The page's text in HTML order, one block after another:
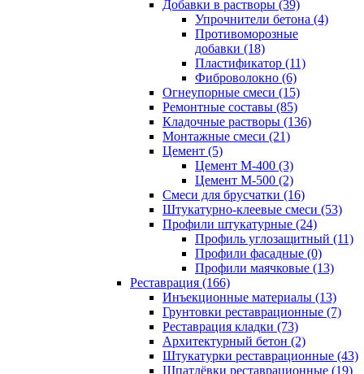
Добавки в растворы (39)
Упрочнители бетона (4)
Противоморозные
добавки (18)
Пластификатор (11)
Фиброволокно (6)
Огнеупорные смеси (15)
Ремонтные составы (85)
Кладочные растворы (136)
Монтажные смеси (21)
Цемент (5)
Цемент М-400 (3)
Цемент М-500 (2)
Смеси для брусчатки (16)
Штукатурно-клеевые смеси (53)
Профили штукатурные (24)
Профиль углозащитный (11)
Профили фасадные (0)
Профили маячковые (13)
Реставрация (166)
Инъекционные материалы (13)
Грунтовки реставрационные (7)
Реставрация кладки (73)
Архитектурный бетон (2)
Штукатурки реставрационные (43)
Шпатлёвки реставрационные (19)